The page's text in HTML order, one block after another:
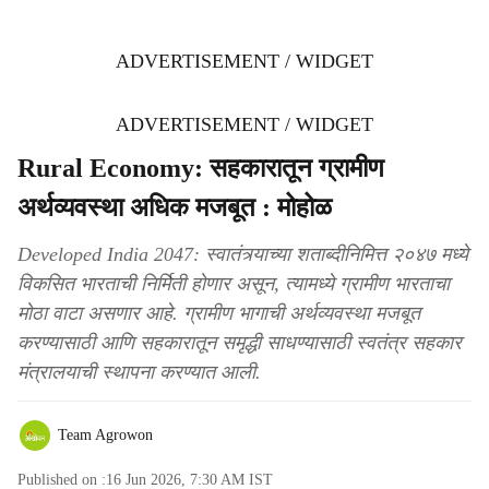
ADVERTISEMENT / WIDGET
ADVERTISEMENT / WIDGET
Rural Economy: सहकारातून ग्रामीण
अर्थव्यवस्था अधिक मजबूत : मोहोळ
Developed India 2047: स्वातंत्र्याच्या शताब्दीनिमित्त २०४७ मध्ये
विकसित भारताची निर्मिती होणार असून, त्यामध्ये ग्रामीण भारताचा
मोठा वाटा असणार आहे. ग्रामीण भागाची अर्थव्यवस्था मजबूत
करण्यासाठी आणि सहकारातून समृद्धी साधण्यासाठी स्वतंत्र सहकार
मंत्रालयाची स्थापना करण्यात आली.
Team Agrowon
Published on :16 Jun 2026, 7:30 AM IST